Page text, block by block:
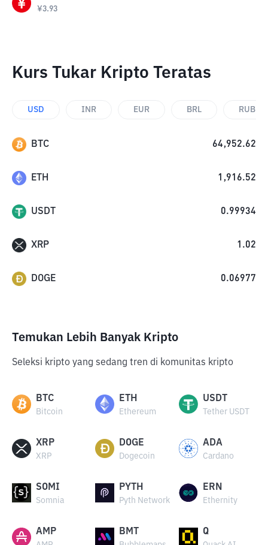
¥3.93
Kurs Tukar Kripto Teratas
USD INR EUR BRL RUB
BTC 64,952.62
ETH 1,916.52
USDT 0.99934
XRP 1.02
DOGE 0.06977
Temukan Lebih Banyak Kripto
Seleksi kripto yang sedang tren di komunitas kripto
BTC
Bitcoin
ETH
Ethereum
USDT
Tether USDT
XRP
XRP
DOGE
Dogecoin
ADA
Cardano
SOMI
Somnia
PYTH
Pyth Network
ERN
Ethernity
AMP BMT Q